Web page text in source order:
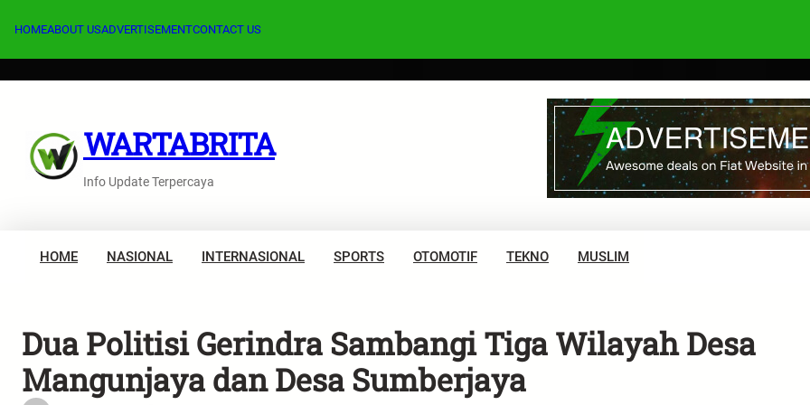
HOMEABOUT USADVERTISEMENTCONTACT US
WARTABRITA
Info Update Terpercaya
HOME NASIONAL INTERNASIONAL SPORTS OTOMOTIF TEKNO MUSLIM
Dua Politisi Gerindra Sambangi Tiga Wilayah Desa
Mangunjaya dan Desa Sumberjaya